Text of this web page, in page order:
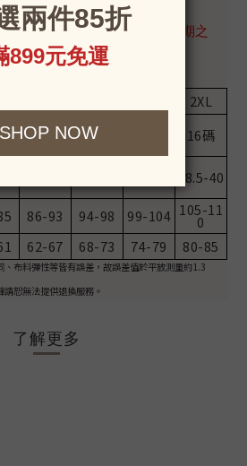
，避免滾筒烘乾，洗後蔭乾。
褲因衛生考量不適用於7天鑑賞期之
換貨。
2XL
10碼 12碼 16碼
38.5-40
86-93 94-98 99-104 105-11
0
62-67 68-73 74-79 80-85
、布料彈性等皆有誤差，故誤差值於平放測量約1.3
恕無法提供退換服務。
了解更多